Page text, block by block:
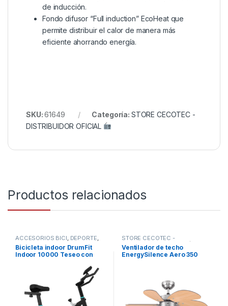
de inducción.
Fondo difusor “Full induction” EcoHeat que
permite distribuir el calor de manera más
eficiente ahorrando energía.
SKU:61649 Categoría: STORE CECOTEC -
DISTRIBUIDOR OFICIAL
Productos relacionados
ACCESORIOS BICI DEPORTE
STORE CECOTEC -
DISTRIBUIDOR OFICIAL
,
TODOS
Bicicleta indoor DrumFit
Indoor 10000 Teseo con
resistencia manual, monitor
LCD, soporte de dispositivos,
botella y
portabotellas.CECOTEC
STORE CECOTEC -
DISTRIBUIDOR OFICIAL
TODOS
Ventilador de techo
EnergySilence Aero 350